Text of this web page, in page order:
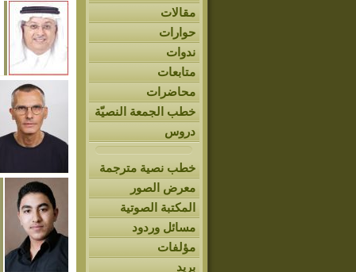
مقالات
حوارات
ندوات
متابعات
محاضرات
خطب الجمعة النصيّة
دروس
خطب نصية مترجمة
معرض الصور
المكتبة الصوتية
مسائل وردود
مؤلفات
بريد